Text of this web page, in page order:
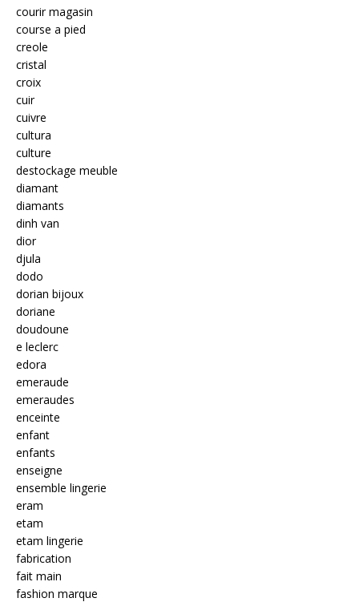
courir magasin
course a pied
creole
cristal
croix
cuir
cuivre
cultura
culture
destockage meuble
diamant
diamants
dinh van
dior
djula
dodo
dorian bijoux
doriane
doudoune
e leclerc
edora
emeraude
emeraudes
enceinte
enfant
enfants
enseigne
ensemble lingerie
eram
etam
etam lingerie
fabrication
fait main
fashion marque